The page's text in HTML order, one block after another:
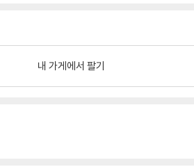
내 가게에서 팔기